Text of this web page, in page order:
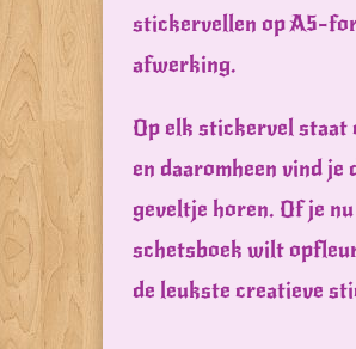
stickervellen op A5-
afwerking.
Op elk stickervel staat
en daaromheen vind
geveltje horen. Of je
schetsboek wilt
de leukste creatieve